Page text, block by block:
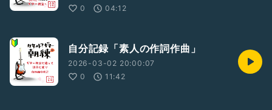
0
04:12
自分記録「素人の作詞作曲」
2026-03-02 20:00:07
0
11:42